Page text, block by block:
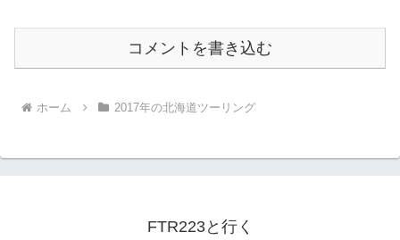
コメントを書き込む
ホーム 2017年の北海道ツーリング
FTR223と行く